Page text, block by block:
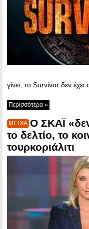
γίνει, το Survivor δεν
Περισσότερα »
MEDIA Ο ΣΚΑΪ
το δελτίο, το
τουρκοριάλιτι